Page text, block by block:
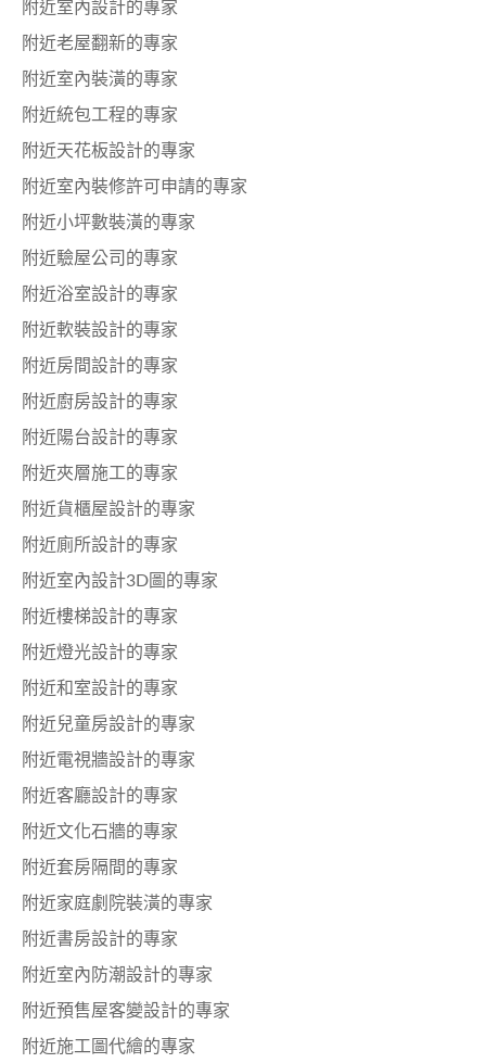
附近室內設計的專家
附近老屋翻新的專家
附近室內裝潢的專家
附近統包工程的專家
附近天花板設計的專家
附近室內裝修許可申請的專家
附近小坪數裝潢的專家
附近驗屋公司的專家
附近浴室設計的專家
附近軟裝設計的專家
附近房間設計的專家
附近廚房設計的專家
附近陽台設計的專家
附近夾層施工的專家
附近貨櫃屋設計的專家
附近廁所設計的專家
附近室內設計3D圖的專家
附近樓梯設計的專家
附近燈光設計的專家
附近和室設計的專家
附近兒童房設計的專家
附近電視牆設計的專家
附近客廳設計的專家
附近文化石牆的專家
附近套房隔間的專家
附近家庭劇院裝潢的專家
附近書房設計的專家
附近室內防潮設計的專家
附近預售屋客變設計的專家
附近施工圖代繪的專家